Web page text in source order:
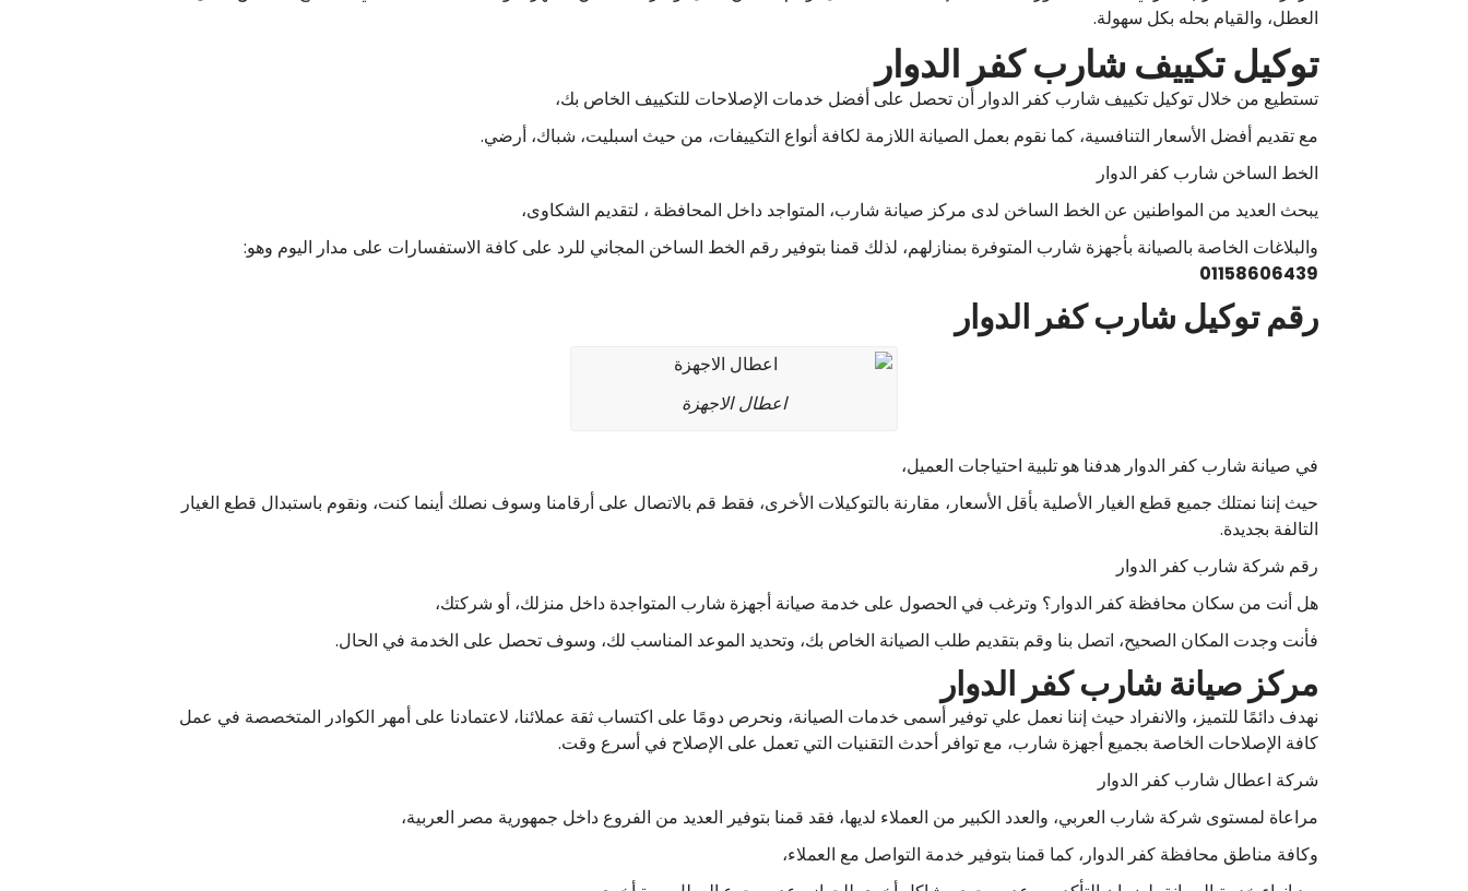
العطل، والقيام بحله بكل سهولة.
توكيل تكييف شارب كفر الدوار
تستطيع من خلال توكيل تكييف شارب كفر الدوار أن تحصل على أفضل خدمات الإصلاحات للتكييف الخاص بك،
مع تقديم أفضل الأسعار التنافسية، كما نقوم بعمل الصيانة اللازمة لكافة أنواع التكييفات، من حيث اسبليت، شباك، أرضي.
الخط الساخن شارب كفر الدوار
يبحث العديد من المواطنين عن الخط الساخن لدى مركز صيانة شارب، المتواجد داخل المحافظة ، لتقديم الشكاوى،
والبلاغات الخاصة بالصيانة بأجهزة شارب المتوفرة بمنازلهم، لذلك قمنا بتوفير رقم الخط الساخن المجاني للرد على كافة الاستفسارات على مدار اليوم وهو:
01158606439
رقم توكيل شارب كفر الدوار
اعطال الاجهزة
في صيانة شارب كفر الدوار هدفنا هو تلبية احتياجات العميل،
حيث إننا نمتلك جميع قطع الغيار الأصلية بأقل الأسعار، مقارنة بالتوكيلات الأخرى، فقط قم بالاتصال على أرقامنا وسوف نصلك أينما كنت، ونقوم باستبدال قطع الغيار
التالفة بجديدة.
رقم شركة شارب كفر الدوار
هل أنت من سكان محافظة كفر الدوار؟ وترغب في الحصول على خدمة صيانة أجهزة شارب المتواجدة داخل منزلك، أو شركتك،
فأنت وجدت المكان الصحيح، اتصل بنا وقم بتقديم طلب الصيانة الخاص بك، وتحديد الموعد المناسب لك، وسوف تحصل على الخدمة في الحال.
مركز صيانة شارب كفر الدوار
نهدف دائمًا للتميز، والانفراد حيث إننا نعمل علي توفير أسمى خدمات الصيانة، ونحرص دومًا على اكتساب ثقة عملائنا، لاعتمادنا على أمهر الكوادر المتخصصة في عمل
كافة الإصلاحات الخاصة بجميع أجهزة شارب، مع توافر أحدث التقنيات التي تعمل على الإصلاح في أسرع وقت.
شركة اعطال شارب كفر الدوار
مراعاة لمستوى شركة شارب العربي، والعدد الكبير من العملاء لديها، فقد قمنا بتوفير العديد من الفروع داخل جمهورية مصر العربية،
وكافة مناطق محافظة كفر الدوار، كما قمنا بتوفير خدمة التواصل مع العملاء،